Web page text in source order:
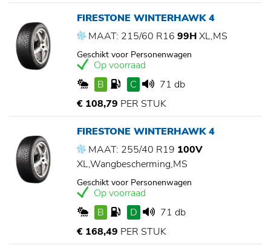
FIRESTONE WINTERHAWK 4
MAAT: 215/60 R16 99HXL,MS
Geschikt voor Personenwagen
Op voorraad
B
C
71 db
€ 108,79 PER STUK
FIRESTONE WINTERHAWK 4
MAAT: 255/40 R19 100V
XL,Wangbescherming,MS
Geschikt voor Personenwagen
Op voorraad
B
D
71 db
€ 168,49 PER STUK